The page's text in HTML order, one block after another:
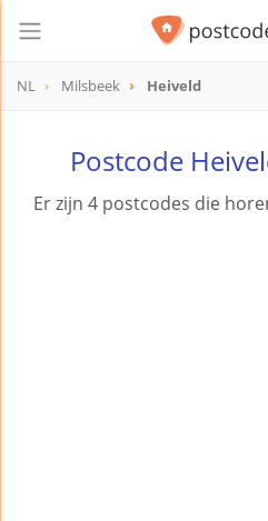
NL Milsbeek Heiveld
Postcode
Er zijn 4 postcodes die